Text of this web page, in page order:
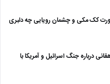
کک مکی و چشمان رویایی چه دلبری
درباره جنگ اسرائیل و آمریکا با